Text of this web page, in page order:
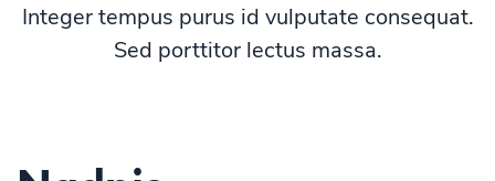
Integer tempus purus id vulputate consequat.
Sed porttitor lectus massa.